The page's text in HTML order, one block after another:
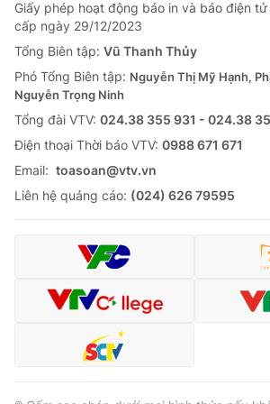
Sản phẩm
Thị trường
Tư vấn
Lịch phát sóng
Chuyên mục khác
Emagazine Podcast
Photo
Shorts
VTV Money VTV Thể
VTV Sức khoẻ
Giấy phép hoạt động báo in và báo điện
cấp ngày 29/12/2023
Tổng Biên tập: Vũ Thanh Thủy
Phó Tổng Biên tập: Nguyễn Thị Mỹ Hạnh,
Nguyễn Trọng Ninh
Tổng đài VTV: 024.38 355 931 - 024.38
Ðiện thoại Thời báo VTV: 0988 671 671
Email: toasoan@vtv.vn
Liên hệ quảng cáo: (024) 626 79595